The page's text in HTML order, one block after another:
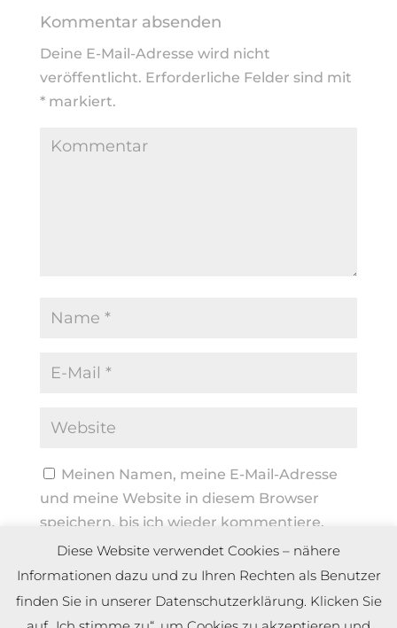
Kommentar absenden
Deine E-Mail-Adresse wird nicht
veröffentlicht. Erforderliche Felder sind mit
*markiert.
Meinen Namen, meine E-Mail-Adresse
und meine Website in diesem Browser
speichern, bis ich wieder kommentiere.
Diese Website verwendet Cookies – nähere
Informationen dazu und zu Ihren Rechten als Benutzer
finden Sie in unserer Datenschutzerklärung. Klicken Sie